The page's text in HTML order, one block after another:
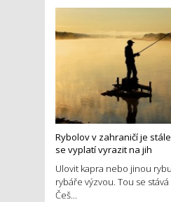
Rybolov v zahraničí je
se vyplatí vyrazit na jih
Ulovit kapra nebo jinou
rybáře výzvou. Tou se
Češ...